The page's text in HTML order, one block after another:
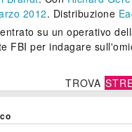
2012. Distribuzione
su un operativo
FBI per indagare
TROVA